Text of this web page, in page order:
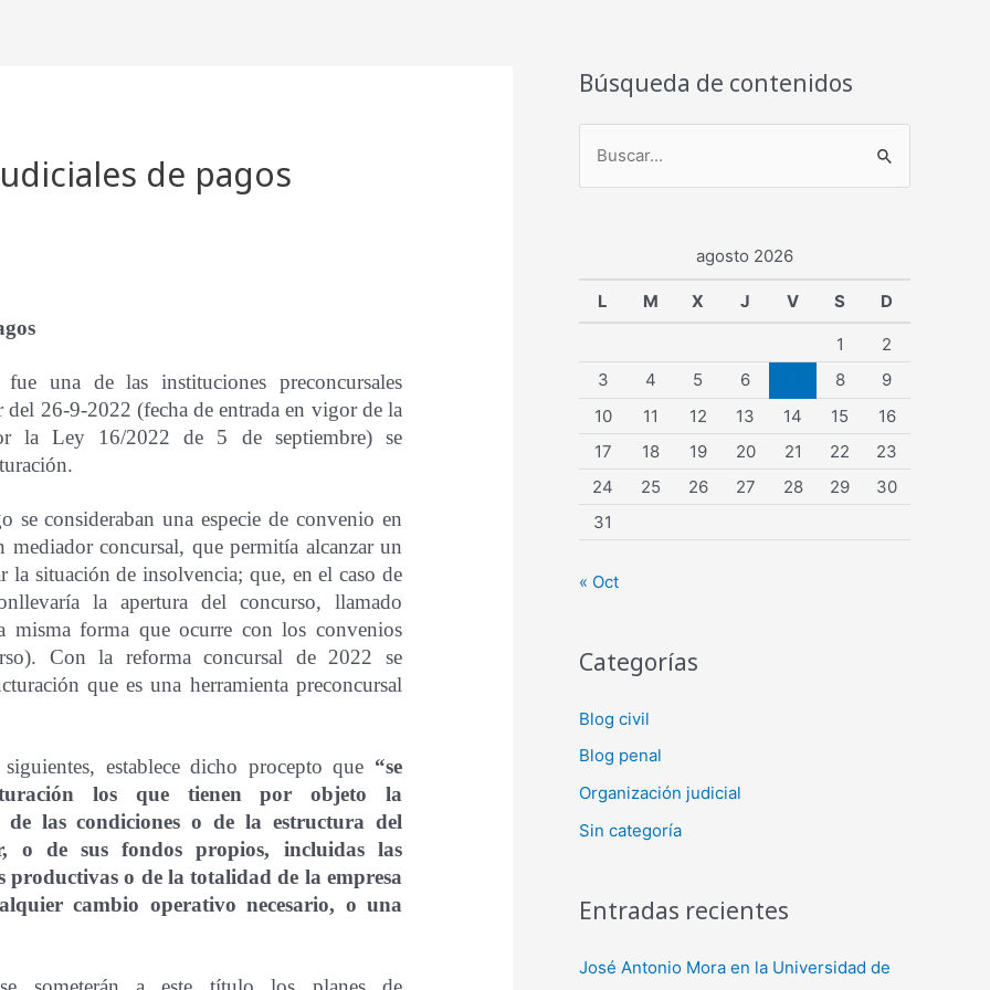
de pagos
una de las instituciones preconcursales
26-9-2022 (fecha de entrada en vigor de la
la Ley 16/2022 de 5 de septiembre) se
se consideraban una especie de convenio en
concursal, que permitía alcanzar un
la situación de insolvencia; que, en el caso de
la apertura del concurso, llamado
misma forma que ocurre con los convenios
Con la reforma concursal de 2022 se
que es una herramienta preconcursal
establece dicho procepto que “se
los que tienen por objeto la
las condiciones o de la estructura del
o de sus fondos propios, incluidas las
productivas o de la totalidad de la empresa
cambio operativo necesario, o una
Búsqueda de contenidos
u
r
p
agosto 2026
L M X J V S D
1
2
3
4 5 6 8
9
10
11 12 13 14 15
16
17
18 19 20 21 22
23
24
25 26 27 28 29
30
31
« Oct
Categorías
Blog civil
Blog penal
Organización judicial
Sin categoría
Entradas recientes
José Antonio Mora en la Universidad de